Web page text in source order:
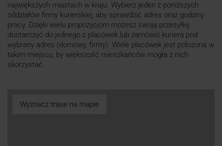
największych miastach w kraju. Wybierz jeden z poniższych
oddziałów firmy kurierskiej, aby sprawdzić adres oraz godziny
pracy. Dzięki wielu propozycjom możesz swoją przesyłkę
dostarczyć do jednego z placówek lub zamówić kuriera pod
wybrany adres (domowy, firmy). Wiele placówek jest położona w
takim miejscu, by większość mieszkańców mogła z nich
skorzystać.
Wyznacz trase na mapie